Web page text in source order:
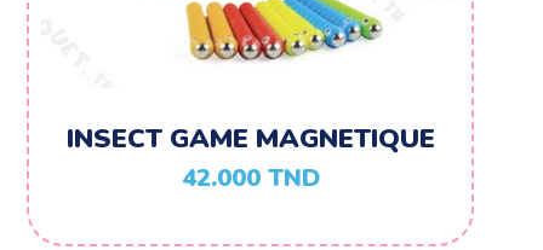
INSECT GAME MAGNETIQUE
42.000 TND